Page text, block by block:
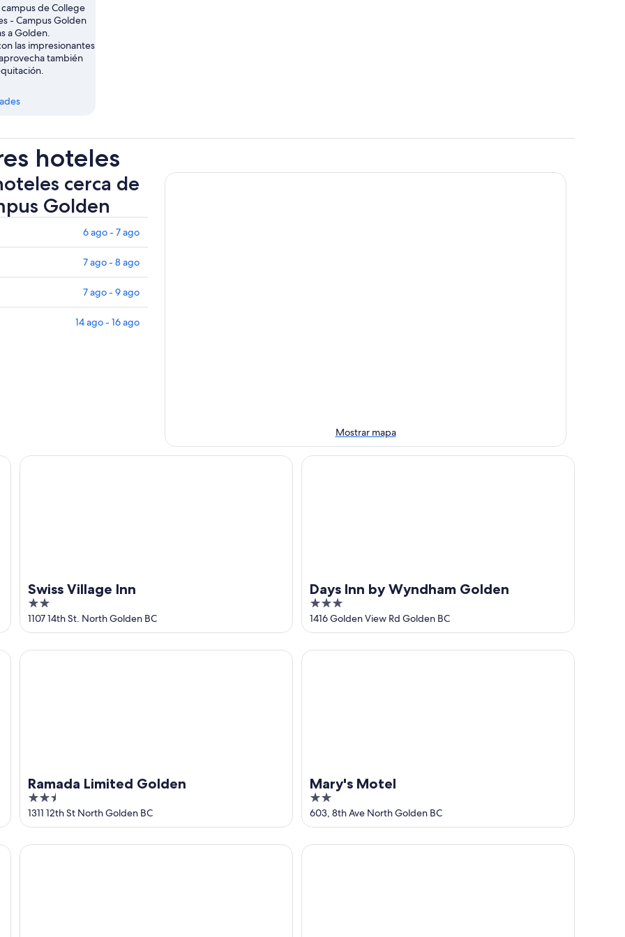
de College
- Campus Golden
a Golden.
las impresionantes
también
hoteles
cerca de
Golden
6 ago - 7 ago
7 ago - 8 ago
7 ago - 9 ago
14 ago - 16 ago
Mostrar mapa
Swiss Village Inn
2
out
of
5
1107 14th St. North Golden BC
Swiss Village Inn
Days Inn by Wyndham Golden
3
out
of
5
1416 Golden View Rd Golden BC
Days Inn by Wyndham Golden
Ramada Limited Golden
2.5
out
of
5
1311 12th St North Golden BC
Ramada Limited Golden
Mary's Motel
2
out
of
5
603, 8th Ave North Golden BC
Mary's Motel
Travelodge by Wyndham Golden Sportsman Lodge Best Western Mountainview Inn